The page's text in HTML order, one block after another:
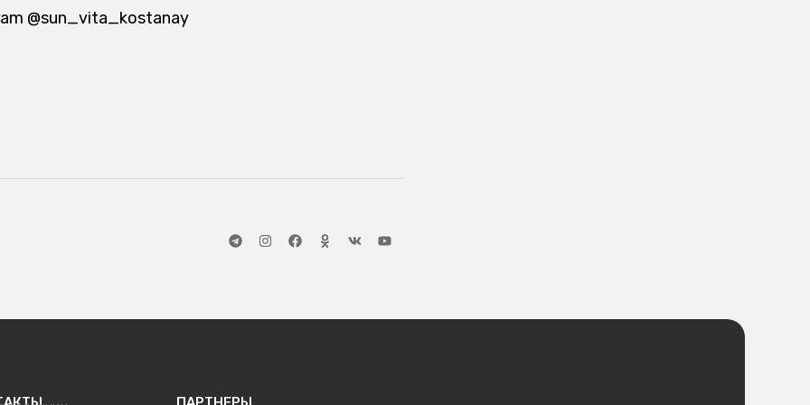
@sun_vita_kostanay